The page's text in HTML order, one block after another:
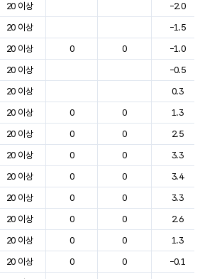
20 이상
-2.0
20 이상
-1.5
20 이상 0 0
-1.0
20 이상
-0.5
20 이상
0.3
20 이상 0 0
1.3
20 이상 0 0
2.5
20 이상 0 0
3.3
20 이상 0 0
3.4
20 이상 0 0
3.3
20 이상 0 0
2.6
20 이상 0 0
1.3
20 이상 0 0
-0.1